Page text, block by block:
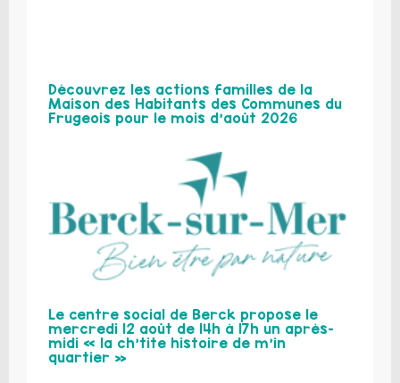
Découvrez les actions familles de la
Maison des Habitants des Communes du
Frugeois pour le mois d’août 2026
Le centre social de Berck propose le
mercredi 12 août de 14h à 17h un après-
midi « la ch’tite histoire de m’in
quartier »